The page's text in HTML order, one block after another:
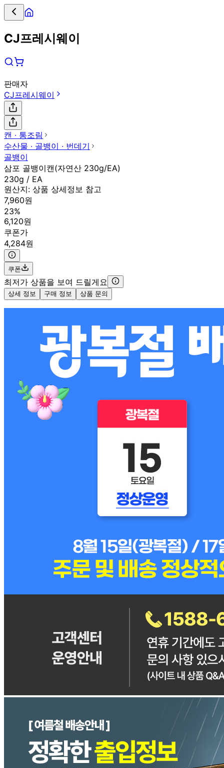
CJ프레시웨이
판매자
CJ프레시웨이
캔 ∙ 통조림
수산물 ∙ 골뱅이 ∙ 번데기
골뱅이
삼포 골뱅이캔(자연산 230g/EA)
230g / EA
원산지: 상품 상세정보 참고
7,960원
23%
6,120원
쿠폰가
4,284원
쿠폰
최저가 상품을 보여 드릴게요
상세 정보 구매 정보 상품 문의